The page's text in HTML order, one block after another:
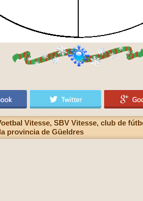
Vitesse, SBV Vitesse, club de
provincia de Güeldres